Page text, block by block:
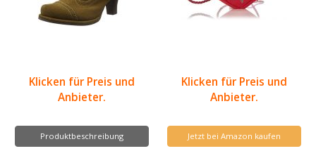
Klicken für Preis und
Anbieter.
Produktbeschreibung
Klicken für Preis und
Anbieter.
Jetzt bei Amazon kaufen